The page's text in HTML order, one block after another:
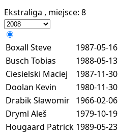
Ekstraliga , miejsce: 8
Boxall Steve 1987-05-16
Busch Tobias
1988-05-13
Ciesielski Maciej
1987-11-30
Doolan Kevin
1980-11-30
Drabik Sławomir 1966-02-06
Dryml Aleš
1979-10-19
Hougaard Patrick 1989-05-23